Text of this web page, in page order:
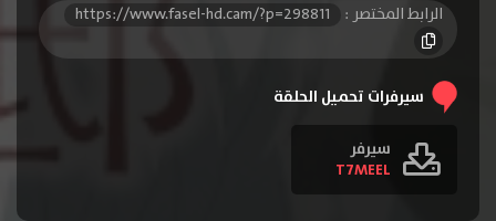
الرابط المختصر :
https://www.fasel-hd.cam/?p=298811
سيرفرات تحميل الحلقة
سيرفر
T7MEEL